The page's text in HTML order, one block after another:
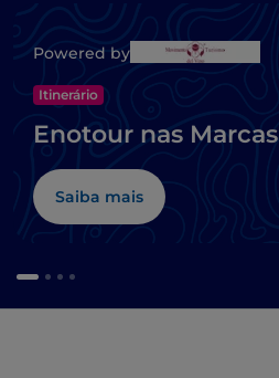
Powered by
Itinerário
Enotour nas Marcas
Saiba mais